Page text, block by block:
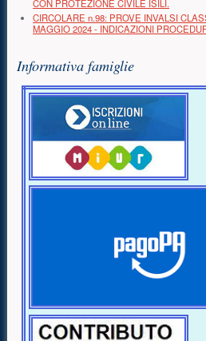
CON PROTEZIONE CIVILE ISILI.
CIRCOLARE n.98: PROVE INVALSI
MAGGIO 2024 - INDICAZIONI
Informativa famiglie